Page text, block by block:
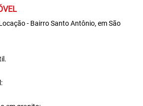
- Bairro Santo Antônio, em São